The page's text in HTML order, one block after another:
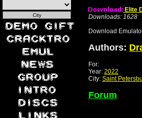
Elite
Downloads: 1628
Download
Authors:
For:
Year: 2022
City: Saint
Forum